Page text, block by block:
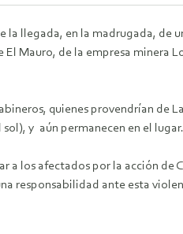
la llegada, en la madrugada, de
Mauro, de la empresa minera
quienes provendrían de
y aún permanecen en el lugar.
a los afectados por la acción de
responsabilidad ante esta